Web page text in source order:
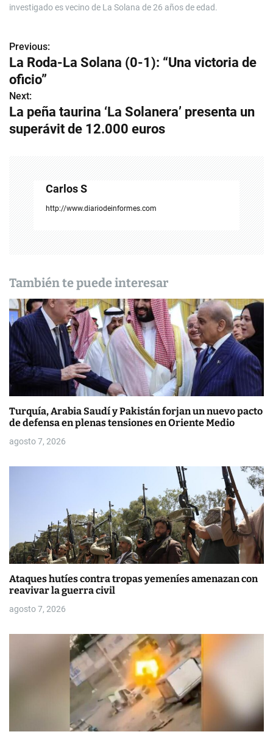
investigado es vecino de La Solana de 26 años de edad.
N
a
v
e
d
e
e
n
t
r
a
d
a
Previous:
La Roda-La Solana (0-1): “Una victoria de
oficio”
Next:
La peña taurina ‘La Solanera’ presenta un
superávit de 12.000 euros
Carlos S
http://www.diariodeinformes.com
También te puede interesar
Turquía, Arabia Saudí y Pakistán forjan un nuevo pacto
de defensa en plenas tensiones en Oriente Medio
agosto 7, 2026
Ataques hutíes contra tropas yemeníes amenazan con
reavivar la guerra civil
agosto 7, 2026